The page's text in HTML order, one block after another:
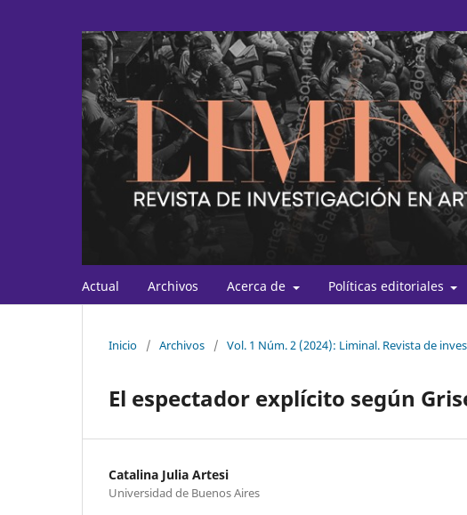
Actual Archivos Acerca de Políticas editoriales
Inicio / Archivos / Vol. 1 Núm. 2 (2024): Liminal. Revista de
El espectador explícito según
Catalina Julia Artesi
Universidad de Buenos Aires